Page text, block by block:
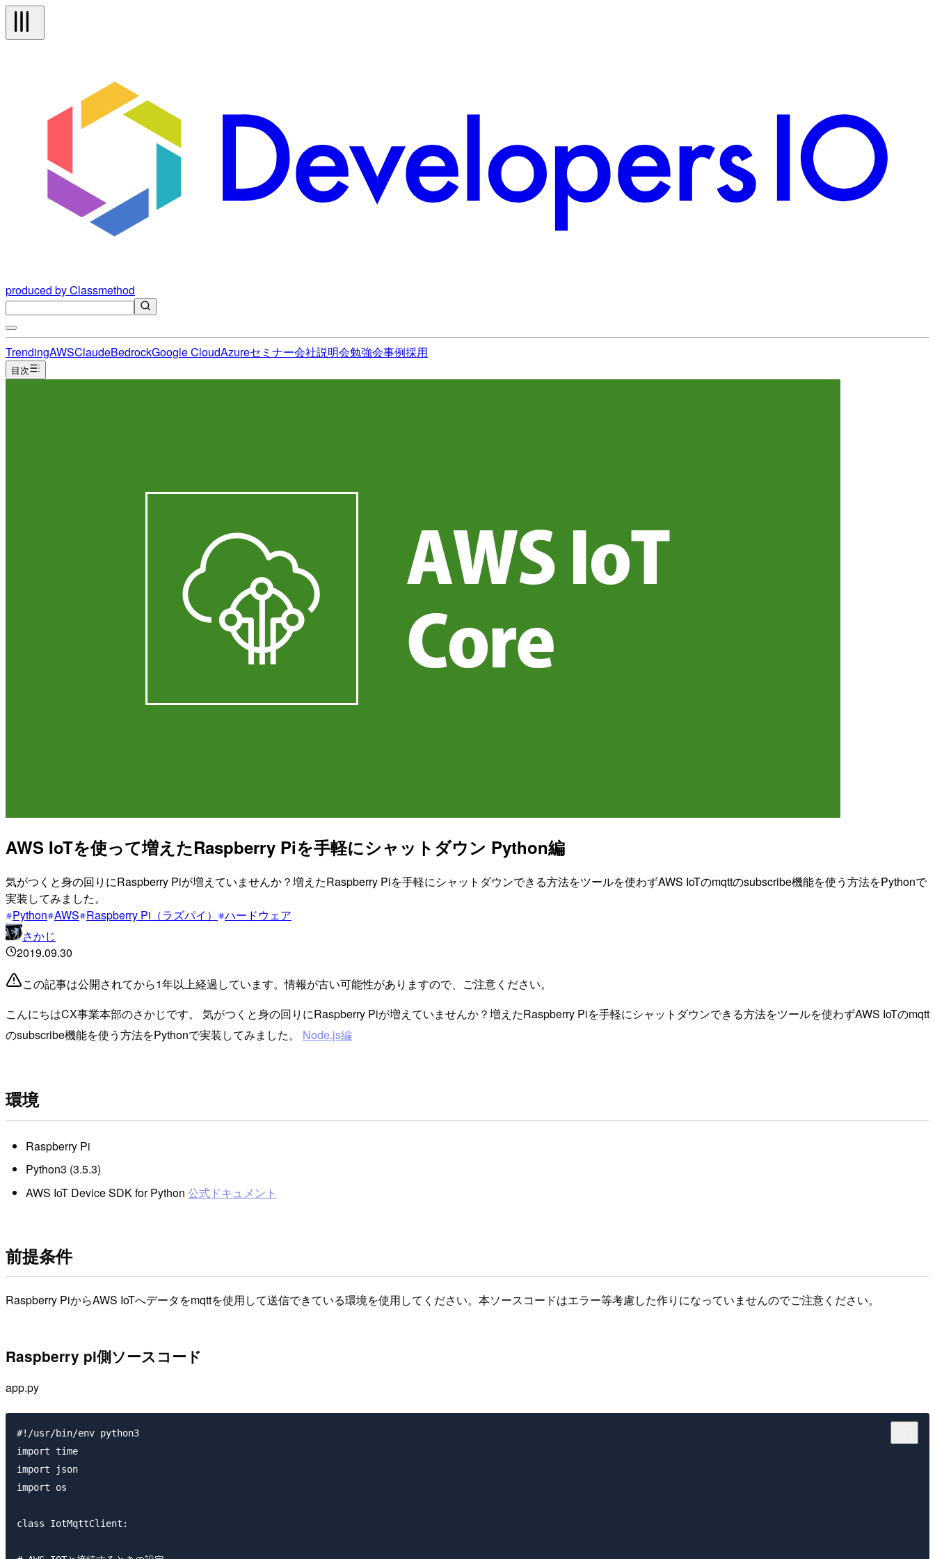
produced by Classmethod
TrendingAWSClaudeBedrockGoogle CloudAzureセミナー会社説明会勉強会事例採用
目次
AWS IoTを使って増えたRaspberry Piを手軽にシャットダウン Python編
気がつくと身の回りにRaspberry Piが増えていませんか？増えたRaspberry Piを手軽にシャットダウンできる方法をツールを使わずAWS IoTのmqttのsubscribe機能を使う方法をPythonで
実装してみました。
Python AWS Raspberry Pi（ラズパイ）
ハードウェア
さかじ
2019.09.30
この記事は公開されてから1年以上経過しています。情報が古い可能性がありますので、ご注意ください。
こんにちはCX事業本部のさかじです。 気がつくと身の回りにRaspberry Piが増えていませんか？増えたRaspberry Piを手軽にシャットダウンできる方法をツールを使わずAWS IoTのmqtt
のsubscribe機能を使う方法をPythonで実装してみました。 Node.js編
環境
Raspberry Pi
Python3 (3.5.3)
AWS IoT Device SDK for Python 公式ドキュメント
前提条件
Raspberry PiからAWS IoTへデータをmqttを使用して送信できている環境を使用してください。本ソースコードはエラー等考慮した作りになっていませんのでご注意ください。
Raspberry pi側ソースコード
app.py
#!/usr/bin/env python3
import time
import json
import os
class IotMqttClient: